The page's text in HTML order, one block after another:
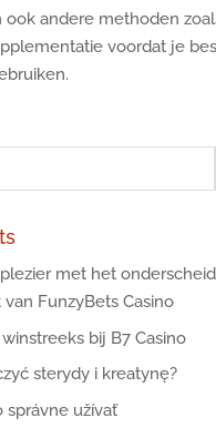
andere methoden
voordat je
met het
FunzyBets Casino
bij B7 Casino
sterydy i kreatynę?
správne užívať